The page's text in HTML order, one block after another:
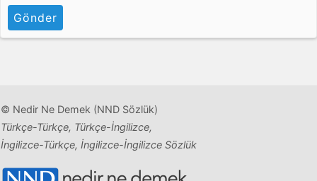
Gönder
© Nedir Ne Demek (NND Sözlük)
Türkçe-Türkçe, Türkçe-İngilizce,
İngilizce-Türkçe, İngilizce-İngilizce Sözlük